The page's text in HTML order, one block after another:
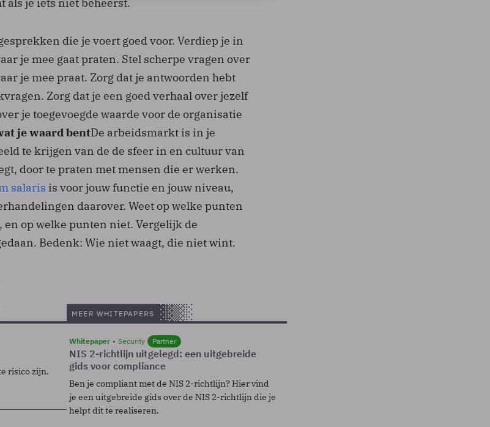
die je voert goed voor. Verdiep je in
je mee gaat praten. Stel scherpe vragen over
je mee praat. Zorg dat je antwoorden hebt
Zorg dat je een goed verhaal over jezelf
je toegevoegde waarde voor de organisatie
je waard bentDe arbeidsmarkt is in je
te krijgen van de de sfeer in en cultuur van
door te praten met mensen die er werken.
salaris is voor jouw functie en jouw niveau,
daarover. Weet op welke punten
op welke punten niet. Vergelijk de
Bedenk: Wie niet waagt, die niet wint.
risico zijn.
MEER WHITEPAPERS
Whitepaper Security Partner
NIS 2-richtlijn uitgelegd: een uitgebreide
gids voor compliance
Ben je compliant met de NIS 2-richtlijn? Hier vind
je een uitgebreide gids over de NIS 2-richtlijn die je
helpt dit te realiseren.